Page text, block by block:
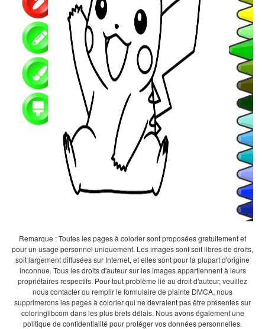
Remarque : Toutes les pages à colorier sont proposées gratuitement et
pour un usage personnel uniquement. Les images sont soit libres de droits,
soit largement diffusées sur Internet, et elles sont pour la plupart d'origine
inconnue. Tous les droits d'auteur sur les images appartiennent à leurs
propriétaires respectifs. Pour tout problème lié au droit d'auteur, veuillez
nous contacter ou remplir le formulaire de plainte DMCA, nous
supprimerons les pages à colorier qui ne devraient pas être présentes sur
coloringlibcom dans les plus brefs délais. Nous avons également une
politique de confidentialité pour protéger vos données personnelles.